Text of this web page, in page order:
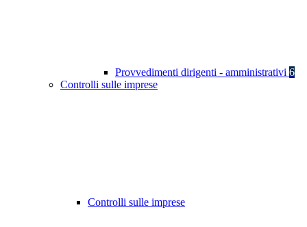
Provvedimenti dirigenti - amministrativi 6
Controlli sulle imprese
Controlli sulle imprese